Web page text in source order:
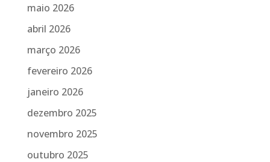
maio 2026
abril 2026
março 2026
fevereiro 2026
janeiro 2026
dezembro 2025
novembro 2025
outubro 2025